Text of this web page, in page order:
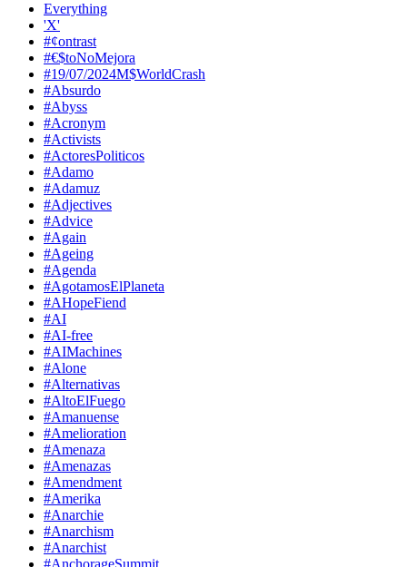
Everything
'X'
#¢ontrast
#€$toNoMejora
#19/07/2024M$WorldCrash
#Absurdo
#Abyss
#Acronym
#Activists
#ActoresPoliticos
#Adamo
#Adamuz
#Adjectives
#Advice
#Again
#Ageing
#Agenda
#AgotamosElPlaneta
#AHopeFiend
#AI
#AI-free
#AIMachines
#Alone
#Alternativas
#AltoElFuego
#Amanuense
#Amelioration
#Amenaza
#Amenazas
#Amendment
#Amerika
#Anarchie
#Anarchism
#Anarchist